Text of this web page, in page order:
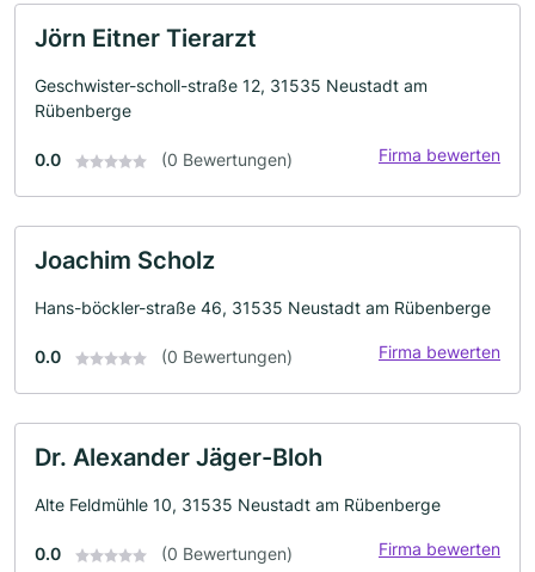
Jörn Eitner Tierarzt
Geschwister-scholl-straße 12, 31535 Neustadt am
Rübenberge
0.0 (0 Bewertungen) Firma bewerten
Joachim Scholz
Hans-böckler-straße 46, 31535 Neustadt am Rübenberge
0.0 (0 Bewertungen) Firma bewerten
Dr. Alexander Jäger-Bloh
Alte Feldmühle 10, 31535 Neustadt am Rübenberge
0.0 (0 Bewertungen) Firma bewerten